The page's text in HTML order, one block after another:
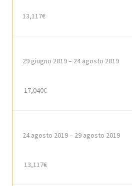
13,117€
29 giugno 2019 – 24 agosto 2019
17,040€
24 agosto 2019 – 29 agosto 2019
13,117€